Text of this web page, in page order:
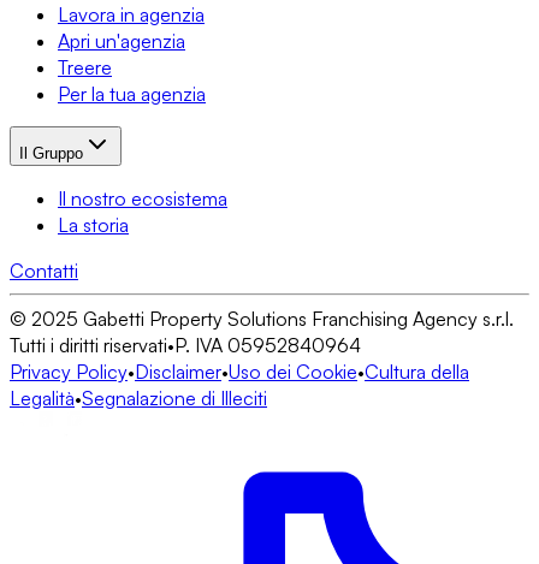
Lavora in agenzia
Apri un'agenzia
Treere
Per la tua agenzia
Il Gruppo
Il nostro ecosistema
La storia
Contatti
© 2025 Gabetti Property Solutions Franchising Agency s.r.l.
Tutti i diritti riservati•P. IVA 05952840964
Privacy Policy•Disclaimer•Uso dei Cookie•Cultura della
Legalità•Segnalazione di Illeciti